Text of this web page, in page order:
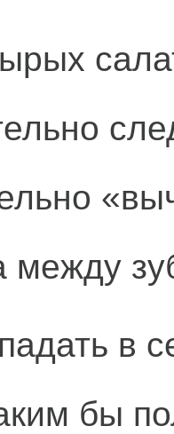
между
в
бы